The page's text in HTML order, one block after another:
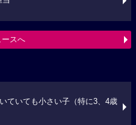
スへ
ていても小さい子（特に3、4歳